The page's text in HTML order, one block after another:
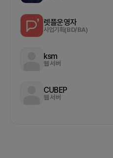
렛플운영자
사업기획(BD/BA)
ksm
웹 서버
CUBEP
웹 서버